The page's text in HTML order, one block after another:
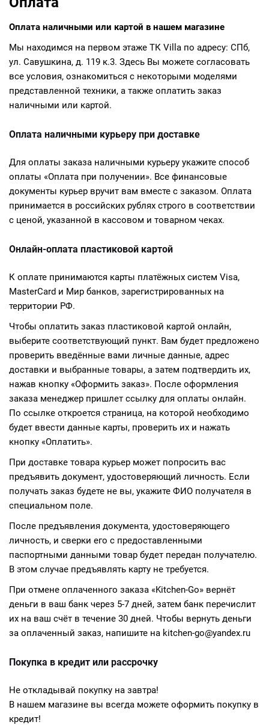
Оплата наличными или картой в нашем магазине
Мы находимся на первом этаже ТК Villa по адресу: СПб,
ул. Савушкина, д. 119 к.3. Здесь Вы можете согласовать
все условия, ознакомиться с некоторыми моделями
представленной техники, а также оплатить заказ
наличными или картой.
Оплата наличными курьеру при доставке
Для оплаты заказа наличными курьеру укажите способ
оплаты «Оплата при получении». Все финансовые
документы курьер вручит вам вместе с заказом. Оплата
принимается в российских рублях строго в соответствии
с ценой, указанной в кассовом и товарном чеках.
Онлайн-оплата пластиковой картой
К оплате принимаются карты платёжных систем Visa,
MasterCard и Мир банков, зарегистрированных на
территории РФ.
Чтобы оплатить заказ пластиковой картой онлайн,
выберите соответствующий пункт. Вам будет предложено
проверить введённые вами личные данные, адрес
доставки и выбранные товары, а затем подтвердить их,
нажав кнопку «Оформить заказ». После оформления
заказа менеджер пришлет ссылку для оплаты онлайн.
По ссылке откроется страница, на которой необходимо
будет ввести данные карты, проверить их и нажать
кнопку «Оплатить».
При доставке товара курьер может попросить вас
предъявить документ, удостоверяющий личность. Если
получать заказ будете не вы, укажите ФИО получателя в
специальном поле.
После предъявления документа, удостоверяющего
личность, и сверки его с предоставленными
паспортными данными товар будет передан получателю.
В этом случае предъявлять карту не требуется.
При отмене оплаченного заказа «Kitchen-Go» вернёт
деньги в ваш банк через 5-7 дней, затем банк перечислит
их на ваш счёт в течение 30 дней. Чтобы вернуть деньги
за оплаченный заказ, напишите на kitchen-go@yandex.ru
Покупка в кредит или рассрочку
Не откладывай покупку на завтра!
В нашем магазине вы всегда можете оформить покупку в
кредит!